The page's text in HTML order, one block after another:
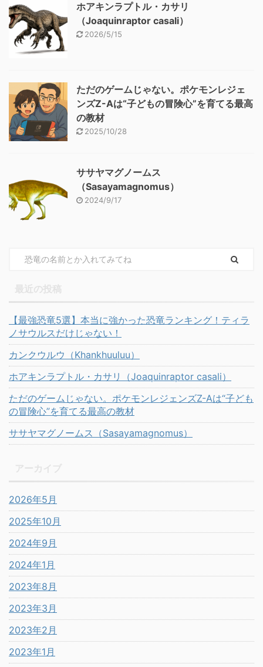
ホアキンラプトル・カサリ
（Joaquinraptor casali）
2026/5/15
ただのゲームじゃない。ポケモンレジェ
ンズZ-Aは“子どもの冒険心”を育てる最高
の教材
2025/10/28
ササヤマグノームス
（Sasayamagnomus）
2024/9/17
【最強恐竜5選】本当に強かった恐竜ランキング！ティラ
ノサウルスだけじゃない！
カンクウルウ（Khankhuuluu）
ホアキンラプトル・カサリ（Joaquinraptor casali）
ただのゲームじゃない。ポケモンレジェンズZ-Aは“子ども
の冒険心”を育てる最高の教材
ササヤマグノームス（Sasayamagnomus）
2026年5月
2025年10月
2024年9月
2024年1月
2023年8月
2023年3月
2023年2月
2023年1月